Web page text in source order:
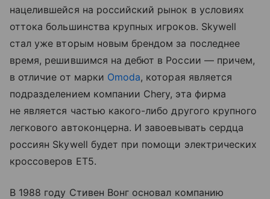
нацелившейся на российский рынок в условиях
оттока большинства крупных игроков. Skywell
стал уже вторым новым брендом за последнее
время, решившимся на дебют в России — причем,
в отличие от марки Omoda, которая является
подразделением компании Chery, эта фирма
не является частью какого-либо другого крупного
легкового автоконцерна. И завоевывать сердца
россиян Skywell будет при помощи электрических
кроссоверов ET5.
В 1988 году Стивен Вонг основал компанию